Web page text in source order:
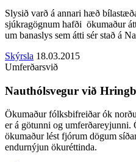
Slysið varð á annari hæð
sjúkragögnum hafði ökumaður
um banaslys sem átti sér stað á
Skýrsla 18.03.2015
Umferðarsvið
Nauthólsvegur við
Ökumaður fólksbifreiðar ók
er á götunni og umferðareyjunni.
ökumaður lést fjórum dögum
endurnýjun ökuréttinda.